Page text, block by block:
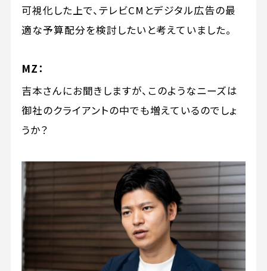
可視化した上で、テレビCMとデジタル広告の最
適な予算配分を検討したいと考えていました。
MZ：
吉本さんにお聞きしますが、このようなニーズは
御社のクライアントの中でも増えているのでしょ
うか？